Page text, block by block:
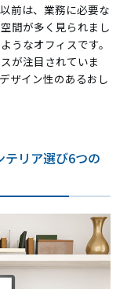
前は、業務に必要な
間が多く見られまし
うなオフィスです。
が注目されていま
ザイン性のあるおし
リア選び6つの